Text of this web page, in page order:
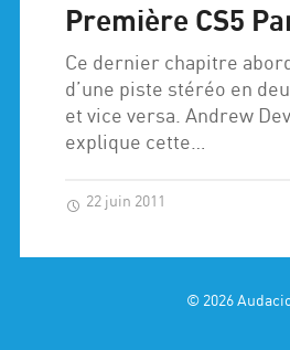
Première CS5
Ce dernier chapitre
d’une piste stéréo en
et vice versa. Andrew
explique cette…
22 juin 2011
© 2026